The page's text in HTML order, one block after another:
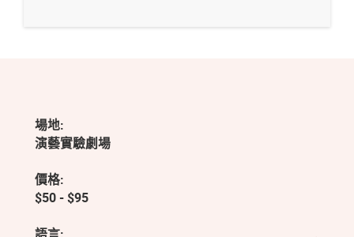
場地:
演藝實驗劇場
價格:
$50 - $95